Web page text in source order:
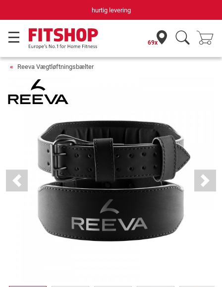
hurtig levering
69x
Reeva Vægtløftningsbælter
Previous Next